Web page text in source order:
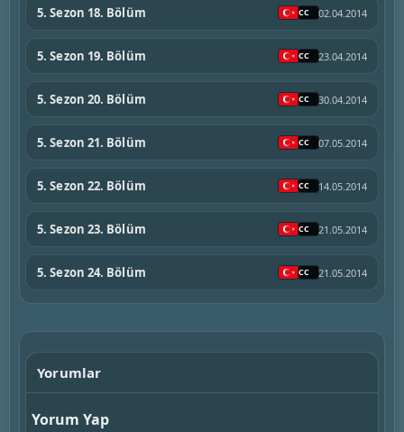
5. Sezon 18. Bölüm 02.04.2014
5. Sezon 19. Bölüm 23.04.2014
5. Sezon 20. Bölüm 30.04.2014
5. Sezon 21. Bölüm 07.05.2014
5. Sezon 22. Bölüm 14.05.2014
5. Sezon 23. Bölüm 21.05.2014
5. Sezon 24. Bölüm 21.05.2014
Yorumlar
Yorum Yap